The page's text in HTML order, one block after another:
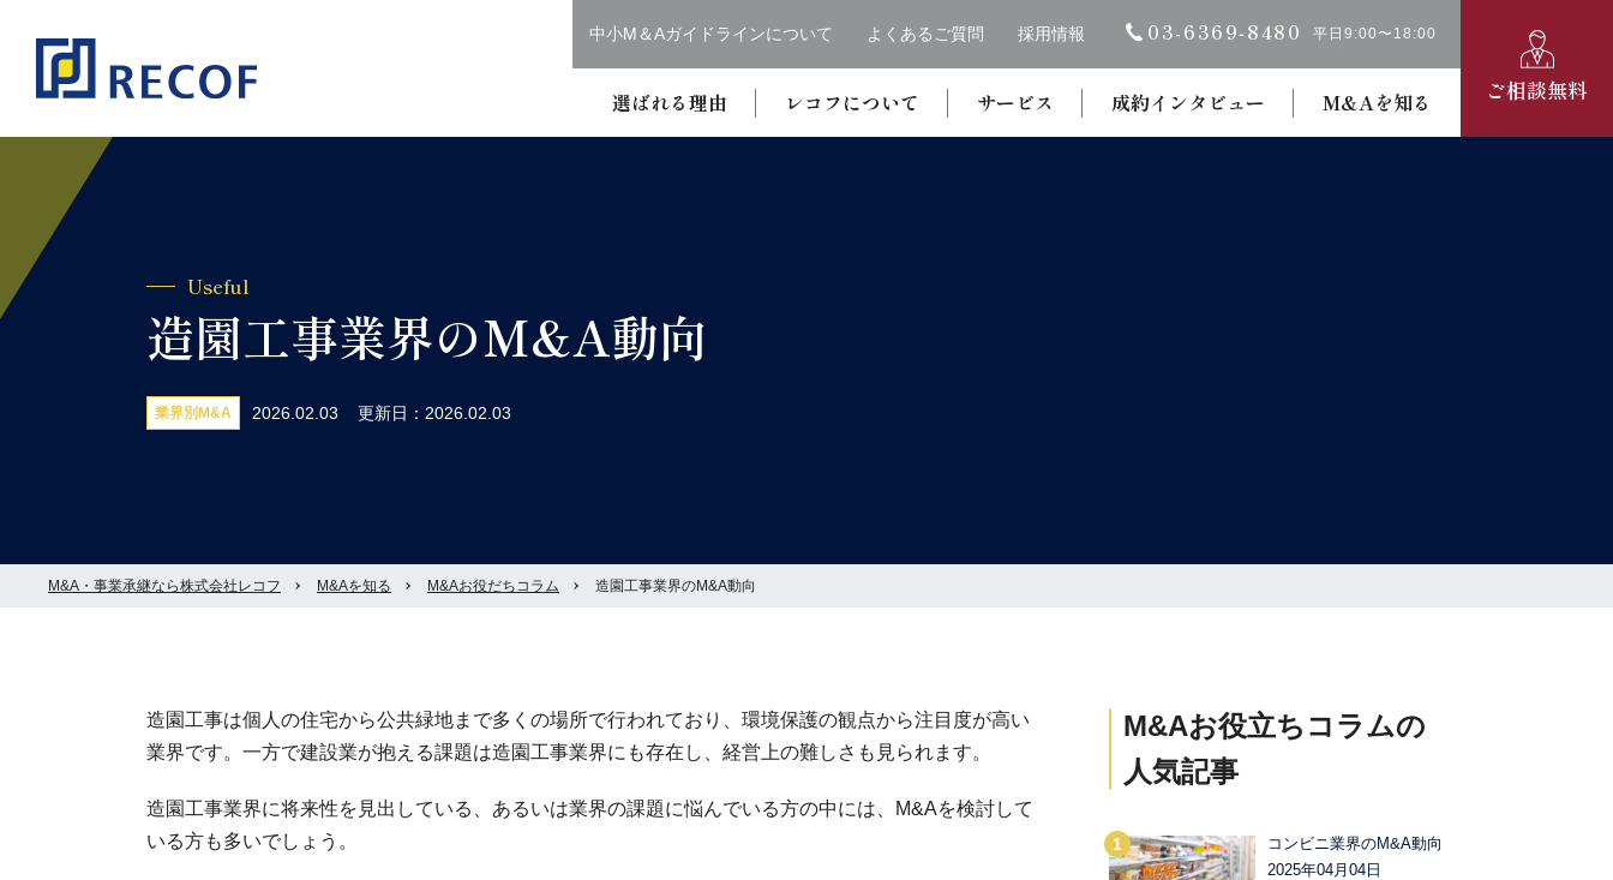
中小M＆Aガイドラインについて よくあるご質問 採用情報 03-6369‐8480 平日9:00〜18:00
選ばれる理由 レコフについて サービス 成約インタビュー M&Aを知る ご相談無料
Useful
造園工事業界のM&A動向
業界別M&A 2026.02.03 更新日：2026.02.03
M&A・事業承継なら株式会社レコフ M&Aを知る M&Aお役だちコラム 造園工事業界のM&A動向
造園工事は個人の住宅から公共緑地まで多くの場所で行われており、環境保護の観点から注目度が高い
業界です。一方で建設業が抱える課題は造園工事業界にも存在し、経営上の難しさも見られます。
造園工事業界に将来性を見出している、あるいは業界の課題に悩んでいる方の中には、M&Aを検討して
いる方も多いでしょう。
M&Aお役立ちコラムの
人気記事
コンビニ業界のM&A動向
2025年04月04日